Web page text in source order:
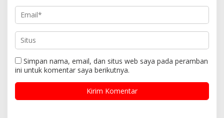
Simpan nama, email, dan situs web saya pada peramban
ini untuk komentar saya berikutnya.